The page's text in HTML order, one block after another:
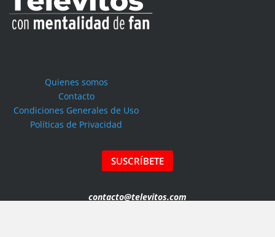
Quienes somos
Contacto
Condiciones Generales de Uso
Políticas de Privacidad
SUSCRÍBETE
contacto@televitos.com